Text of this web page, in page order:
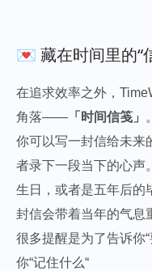
💌 藏在时间里的“
在追求效率之外，
角落—— 「时间信笺」
。
你可以写一封信给未来
者录下一段当下的心声
生日，或者是五年后的
封信会带着当年的气息
很多提醒是为了告诉你
你“记住什么“